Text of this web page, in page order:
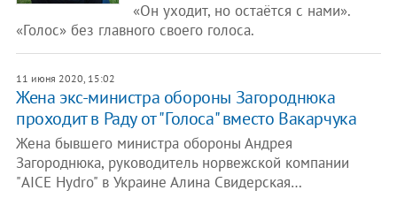
«Он уходит, но остаётся с нами».
«Голос» без главного своего голоса.
11 июня 2020, 15:02
Жена экс-министра обороны Загороднюка
проходит в Раду от "Голоса" вместо Вакарчука
Жена бывшего министра обороны Андрея
Загороднюка, руководитель норвежской компании
"AICE Hydro" в Украине Алина Свидерская…